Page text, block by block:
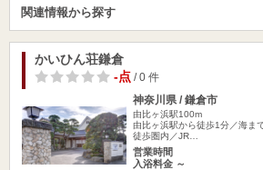
関連情報から探す
かいひん荘鎌倉
-点/ 0 件
神奈川県 / 鎌倉市
由比ヶ浜駅100m
由比ヶ浜駅から徒歩1分／海ま
徒歩圏内／JR…
営業時間
入浴料金 ～